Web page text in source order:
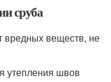
сруба
вредных веществ, не
утепления швов